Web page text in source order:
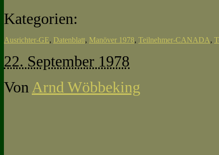
Kategorien:
Ausrichter-GE, Datenblatt, Manöver 1978, Teilnehmer-CANADA,
22. September 1978
Von Arnd Wöbbeking